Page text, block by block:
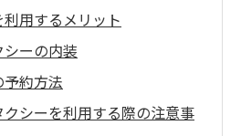
用するメリット
ーの内装
約方法
シーを利用する際の注意事